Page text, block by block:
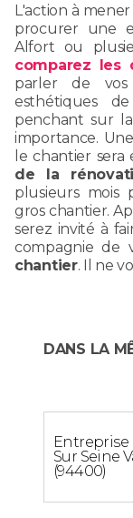
L'action à
procurer une
Alfort ou
comparez les
parler de vos
esthétiques
penchant sur
importance.
le chantier
de la
plusieurs mois
gros chantier.
serez invité à
compagnie de
chantier. Il ne
DANS LA
Entreprise
Sur Seine
(94400)